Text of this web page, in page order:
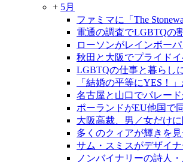
+ 5月
ファミマに「The
電通の調査でLGBTQの
ローソンがレインボー
秋田と大阪でプライド
LGBTQの仕事と暮らし
「結婚の平等にYES！
名古屋と山口でパレー
ポーランドがEU他国で
大阪高裁、男／女だけ
多くのクィアが輝きを
サム・スミスがデザイ
ノンバイナリーの詩人